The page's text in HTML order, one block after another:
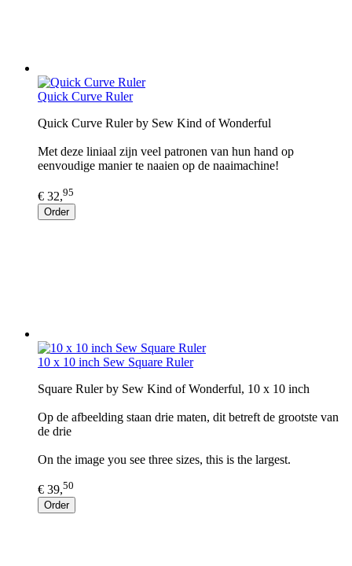
Quick Curve Ruler
Quick Curve Ruler by Sew Kind of Wonderful
Met deze liniaal zijn veel patronen van hun hand op
eenvoudige manier te naaien op de naaimachine!
€ 32,95
Order
10 x 10 inch Sew Square Ruler
Square Ruler by Sew Kind of Wonderful, 10 x 10 inch
Op de afbeelding staan drie maten, dit betreft de grootste van
de drie
On the image you see three sizes, this is the largest.
€ 39,50
Order